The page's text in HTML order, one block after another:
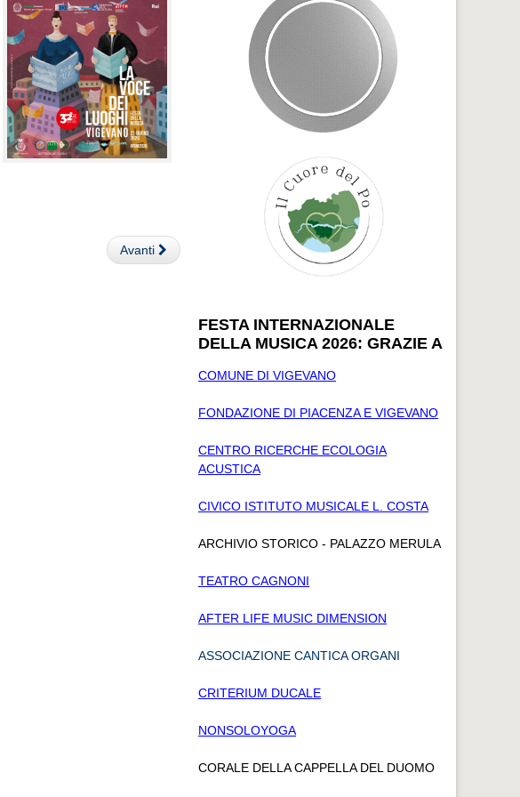
Avanti
FESTA INTERNAZIONALE
DELLA MUSICA 2026: GRAZIE A
COMUNE DI VIGEVANO
FONDAZIONE DI PIACENZA E VIGEVANO
CENTRO RICERCHE ECOLOGIA
ACUSTICA
CIVICO ISTITUTO MUSICALE L. COSTA
ARCHIVIO STORICO - PALAZZO MERULA
TEATRO CAGNONI
AFTER LIFE MUSIC DIMENSION
ASSOCIAZIONE CANTICA ORGANI
CRITERIUM DUCALE
NONSOLOYOGA
CORALE DELLA CAPPELLA DEL DUOMO